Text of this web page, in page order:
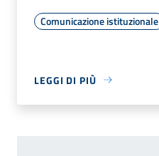
Comunicazione istituzionale
LEGGI DI PIÙ